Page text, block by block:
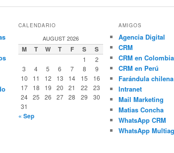
CALENDARIO
AUGUST 2026
M T W T F S S
1
2
3
4 5 6 7 8
9
10
11 12 13 14 15
16
17
18 19 20 21 22
23
24
25 26 27 28 29
30
31
« Sep
AMIGOS
Agencia Digital
CRM
CRM en Colombia
CRM en Perú
Farándula chilena
Intranet
Mail Marketing
Matias Concha
WhatsApp CRM
WhatsApp